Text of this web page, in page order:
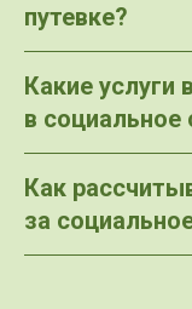
путевке?
Какие услуги
в социальное
Как
за